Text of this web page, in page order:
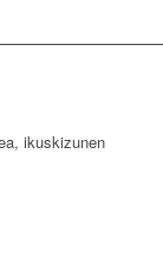
ikuskizunen